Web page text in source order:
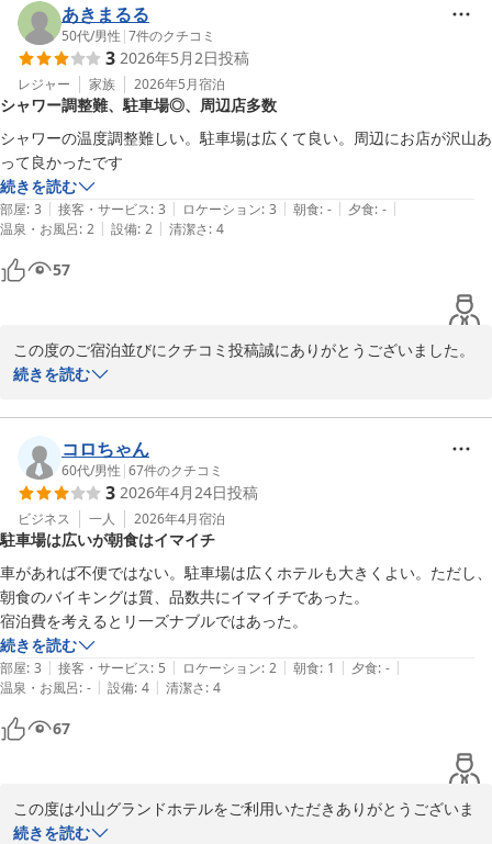
す。
またのご利用をお待ち申し上げます。
小山グランドホテル
2026-03-23
あきまるる
50代/男性 |7件のクチコミ
3 2026年5月2日投稿
レジャー 家族 2026年5月宿泊
シャワー調整難、駐車場◎、周辺店多数
シャワーの温度調整難しい。駐車場は広くて良い。周辺にお店が沢山あ
って良かったです
続きを読む
部屋: 3 | 接客・サービス: 3 | ロケーション: 3 | 朝食: - | 夕食: - |
温泉・お風呂: 2 | 設備: 2 | 清潔さ: 4
57
この度のご宿泊並びにクチコミ投稿誠にありがとうございました。
シャワーの温度調整でご不便をおかけしまして申し訳ございません
ありがとうございました。
小山グランドホテル
2026-05-03
続きを読む
コロちゃん
60代/男性 |67件のクチコミ
3 2026年4月24日投稿
ビジネス 一人 2026年4月宿泊
駐車場は広いが朝食はイマイチ
車があれば不便ではない。駐車場は広くホテルも大きくよい。ただし、
朝食のバイキングは質、品数共にイマイチであった。
宿泊費を考えるとリ一ズナブルではあった。
続きを読む
部屋: 3 | 接客・サービス: 5 | ロケーション: 2 | 朝食: 1 | 夕食: - |
温泉・お風呂: - | 設備: 4 | 清潔さ: 4
67
この度は小山グランドホテルをご利用いただきありがとうございま
す。
続きを読む